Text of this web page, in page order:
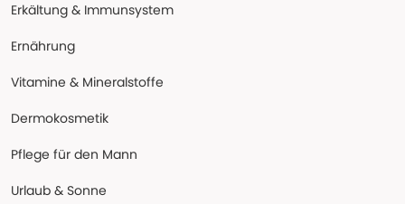
Erkältung & Immunsystem
Ernährung
Vitamine & Mineralstoffe
Dermokosmetik
Pflege für den Mann
Urlaub & Sonne